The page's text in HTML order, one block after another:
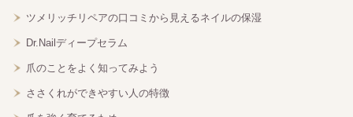
ツメリッチリペアの口コミから見えるネイルの保湿
Dr.Nailディープセラム
爪のことをよく知ってみよう
ささくれができやすい人の特徴